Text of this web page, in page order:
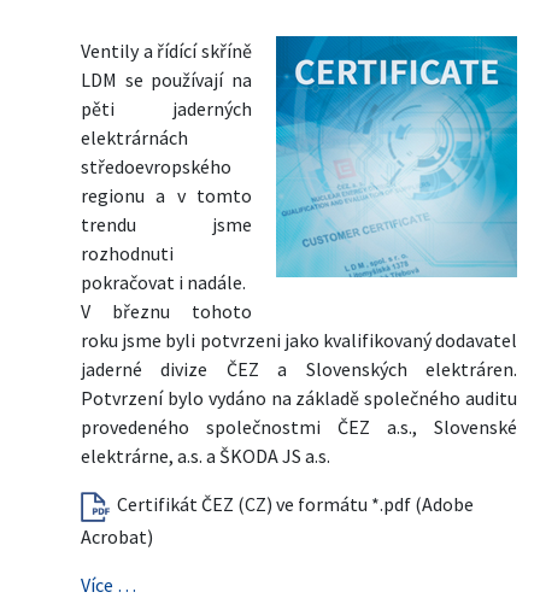
Ventily a řídící skříně
LDM se používají na
pěti jaderných
elektrárnách
středoevropského
regionu a v tomto
trendu jsme
rozhodnuti
pokračovat i nadále.
V březnu tohoto
roku jsme byli potvrzeni jako kvalifikovaný dodavatel
jaderné divize ČEZ a Slovenských elektráren.
Potvrzení bylo vydáno na základě společného auditu
provedeného společnostmi ČEZ a.s., Slovenské
elektrárne, a.s. a ŠKODA JS a.s.
Certifikát ČEZ (CZ) ve formátu *.pdf (Adobe
Acrobat)
Více …